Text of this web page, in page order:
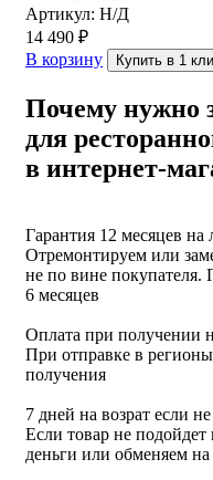
Артикул: Н/Д
14 490 ₽
В корзину
Купить в 1
Почему нужно
для
в интернет-
Гарантия 12 месяцев
Отремонтируем или
не по вине покупателя.
6 месяцев
Оплата при получении
При отправке в
получения
7 дней на возрат если
Если товар не
деньги или обменяем